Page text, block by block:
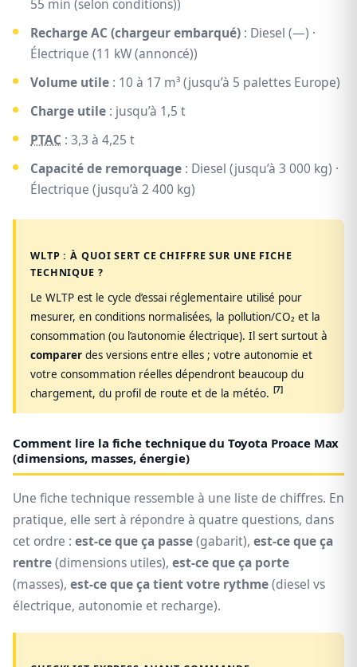
55 min (selon conditions))
Recharge AC (chargeur embarqué) : Diesel (—) ·
Électrique (11 kW (annoncé))
Volume utile : 10 à 17 m³ (jusqu’à 5 palettes Europe)
Charge utile : jusqu’à 1,5 t
PTAC : 3,3 à 4,25 t
Capacité de remorquage : Diesel (jusqu’à 3 000 kg) ·
Électrique (jusqu’à 2 400 kg)
WLTP : À QUOI SERT CE CHIFFRE SUR UNE FICHE
TECHNIQUE ?
Le WLTP est le cycle d’essai réglementaire utilisé pour
mesurer, en conditions normalisées, la pollution/CO₂ et la
consommation (ou l’autonomie électrique). Il sert surtout à
comparer des versions entre elles ; votre autonomie et
votre consommation réelles dépendront beaucoup du
chargement, du profil de route et de la météo. [7]
Comment lire la fiche technique du Toyota Proace Max
(dimensions, masses, énergie)
Une fiche technique ressemble à une liste de chiffres. En
pratique, elle sert à répondre à quatre questions, dans
cet ordre : est-ce que ça passe(gabarit), est-ce que ça
rentre(dimensions utiles), est-ce que ça porte
(masses), est-ce que ça tient votre rythme(diesel vs
électrique, autonomie et recharge).